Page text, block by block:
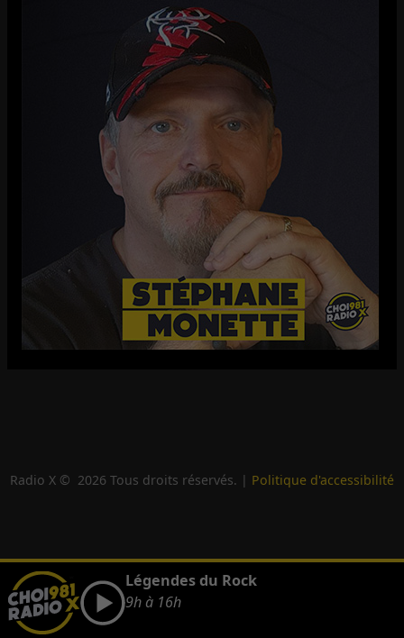
Radio X © 2026 Tous droits réservés. | Politique d'accessibilité
Légendes du Rock
9h à 16h